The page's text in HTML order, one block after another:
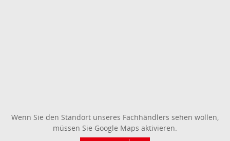
Wenn Sie den Standort unseres Fachhändlers sehen wollen,
müssen Sie Google Maps aktivieren.